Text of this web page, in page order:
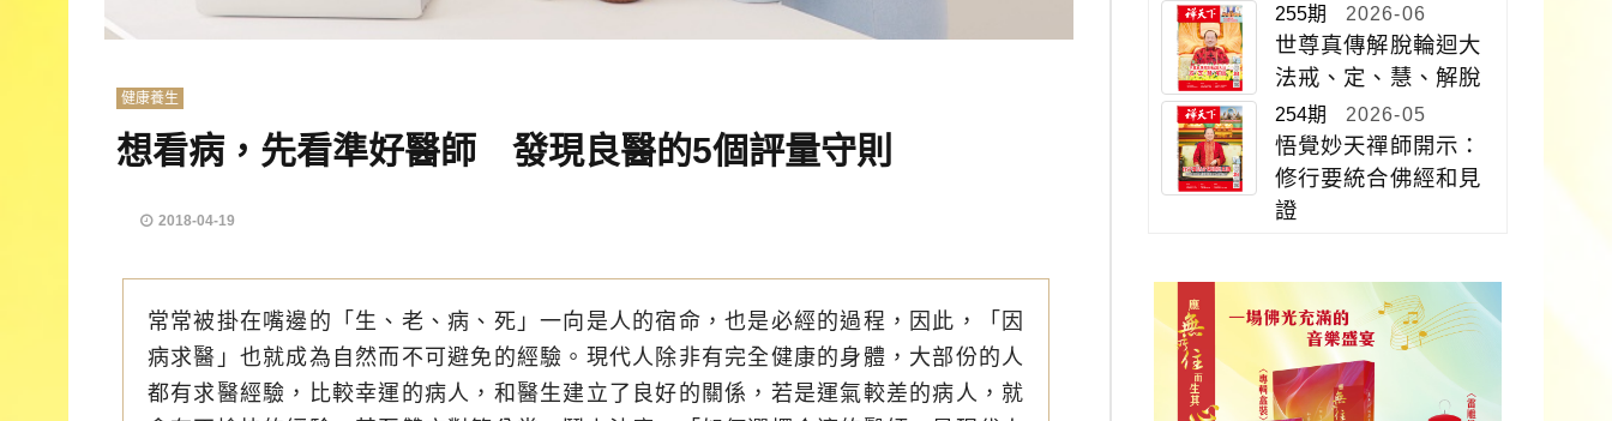
健康養生
想看病，先看準好醫師 發現良醫的5個評量守則
2018-04-19
常常被掛在嘴邊的「生、老、病、死」一向是人的宿命，也是必經的過程，因此，「因
病求醫」也就成為自然而不可避免的經驗。現代人除非有完全健康的身體，大部份的人
都有求醫經驗，比較幸運的病人，和醫生建立了良好的關係，若是運氣較差的病人，就
255期 2026-06
世尊真傳解脫輪迴大
法戒、定、慧、解脫
254期 2026-05
悟覺妙天禪師開示：
修行要統合佛經和見
證